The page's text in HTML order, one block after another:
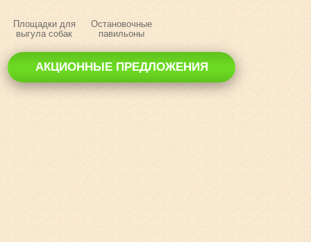
Площадки для
выгула собак
Остановочные
павильоны
АКЦИОННЫЕ ПРЕДЛОЖЕНИЯ